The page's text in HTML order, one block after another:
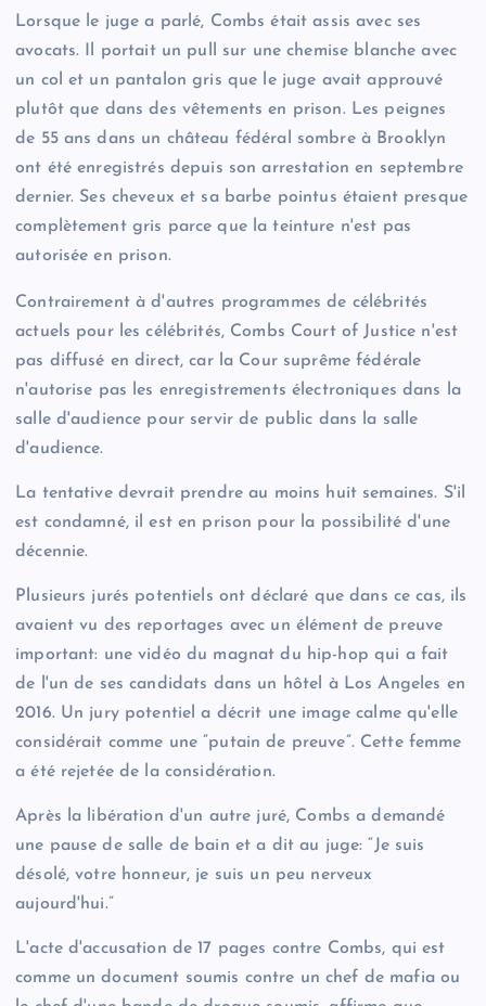
Lorsque le juge a parlé, Combs était assis avec ses
avocats. Il portait un pull sur une chemise blanche avec
un col et un pantalon gris que le juge avait approuvé
plutôt que dans des vêtements en prison. Les peignes
de 55 ans dans un château fédéral sombre à Brooklyn
ont été enregistrés depuis son arrestation en septembre
dernier. Ses cheveux et sa barbe pointus étaient presque
complètement gris parce que la teinture n'est pas
autorisée en prison.
Contrairement à d'autres programmes de célébrités
actuels pour les célébrités, Combs Court of Justice n'est
pas diffusé en direct, car la Cour suprême fédérale
n'autorise pas les enregistrements électroniques dans la
salle d'audience pour servir de public dans la salle
d'audience.
La tentative devrait prendre au moins huit semaines. S'il
est condamné, il est en prison pour la possibilité d'une
décennie.
Plusieurs jurés potentiels ont déclaré que dans ce cas, ils
avaient vu des reportages avec un élément de preuve
important: une vidéo du magnat du hip-hop qui a fait
de l'un de ses candidats dans un hôtel à Los Angeles en
2016. Un jury potentiel a décrit une image calme qu'elle
considérait comme une “putain de preuve”. Cette femme
a été rejetée de la considération.
Après la libération d'un autre juré, Combs a demandé
une pause de salle de bain et a dit au juge: “Je suis
désolé, votre honneur, je suis un peu nerveux
aujourd'hui.”
L'acte d'accusation de 17 pages contre Combs, qui est
comme un document soumis contre un chef de mafia ou